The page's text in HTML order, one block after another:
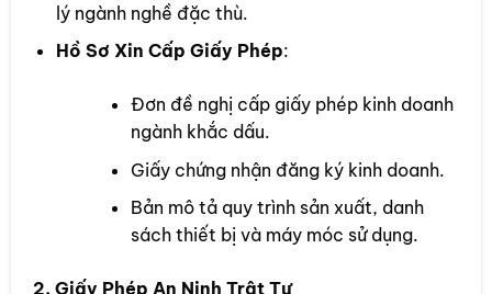
lý ngành nghề đặc thù.
Hồ Sơ Xin Cấp Giấy Phép:
Đơn đề nghị cấp giấy phép kinh doanh
ngành khắc dấu.
Giấy chứng nhận đăng ký kinh doanh.
Bản mô tả quy trình sản xuất, danh
sách thiết bị và máy móc sử dụng.
2. Giấy Phép An Ninh Trật Tự